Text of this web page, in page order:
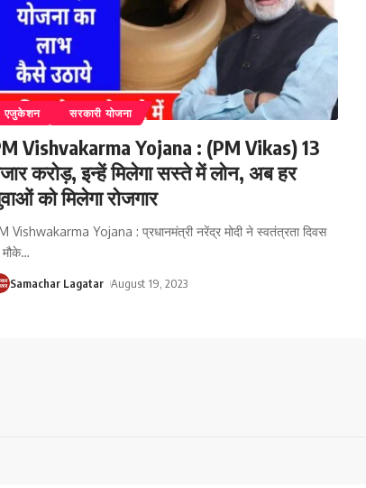
एजुकेशन सरकारी योजना
Vishvakarma Yojana : (PM Vikas) 13
करोड़, इन्हें मिलेगा सस्ते में लोन, अब हर
को मिलेगा रोजगार
Vishwakarma Yojana : प्रधानमंत्री नरेंद्र मोदी ने स्वतंत्रता दिवस
…
Samachar Lagatar August 19, 2023